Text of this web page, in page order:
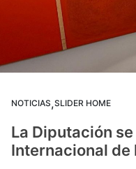
NOTICIAS,SLIDER HOME
La Diputación
Internacional de